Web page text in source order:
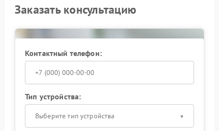
Заказать консультацию
Контактный телефон:
Тип устройства:
Выберите тип устройства